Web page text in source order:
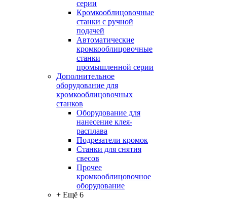
серии
Кромкооблицовочные
станки с ручной
подачей
Автоматические
кромкооблицовочные
станки
промышленной серии
Дополнительное
оборудование для
кромкооблицовочных
станков
Оборудование для
нанесение клея-
расплава
Подрезатели кромок
Станки для снятия
свесов
Прочее
кромкооблицовочное
оборудование
+ Ещё 6